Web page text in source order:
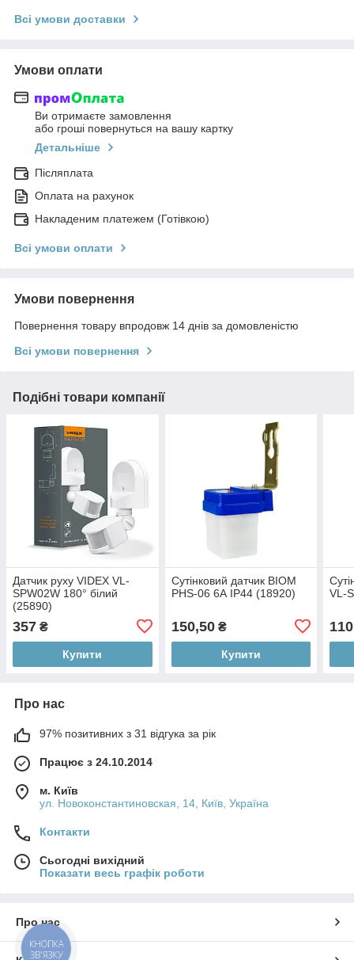
Всі умови доставки
Умови оплати
Ви отримаєте замовлення
або гроші повернуться на вашу картку
Детальніше
Післяплата
Оплата на рахунок
Накладеним платежем (Готівкою)
Всі умови оплати
Умови повернення
Повернення товару впродовж 14 днів за домовленістю
Всі умови повернення
Подібні товари компанії
Датчик руху VIDEX VL-
SPW02W 180° білий
(25890)
357 ₴
Купити
Сутінковий датчик BIOM
PHS-06 6А IP44 (18920)
150,50₴
Купити
VL-
110
Про нас
97% позитивних з 31 відгука за рік
Працює з 24.10.2014
м. Київ
ул. Новоконстантиновская, 14, Київ, Україна
Контакти
Сьогодні вихідний
Показати весь графік роботи
Про нас
КНОПКА
ЗВ'ЯЗКУ